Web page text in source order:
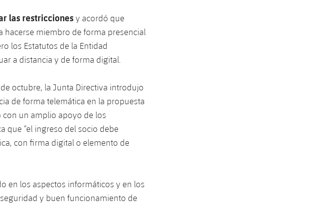
las restriccionesy acordó que
miembro de forma presencial
los Estatutos de la Entidad
a distancia y de forma digital.
octubre, la Junta Directiva introdujo
de forma telemática en la propuesta
con un amplio apoyo de los
que “el ingreso del socio debe
con firma digital o elemento de
en los aspectos informáticos y en los
y buen funcionamiento de